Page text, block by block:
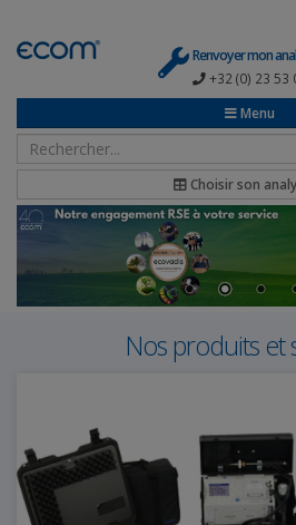
Renvoyer mon
+32 (0) 23 53
Menu
Choisir son
Nos produits et